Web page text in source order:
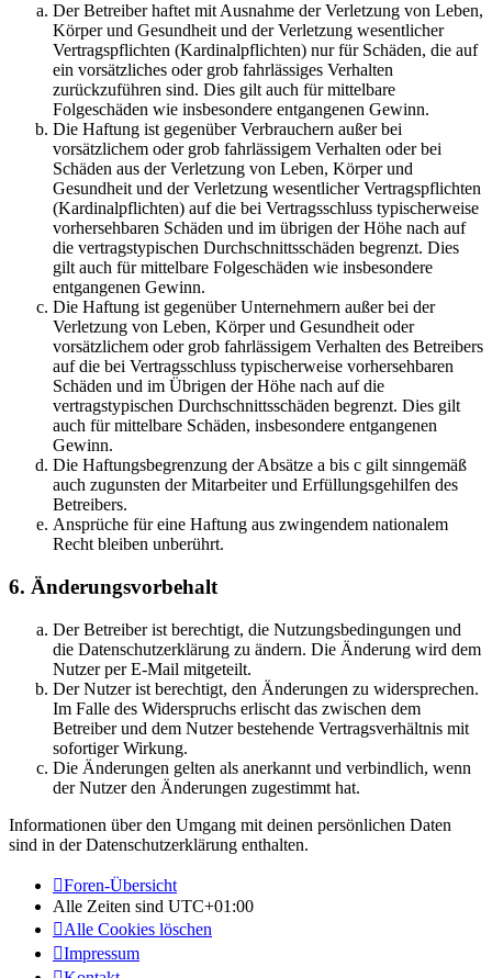
Der Betreiber haftet mit Ausnahme der Verletzung von Leben,
Körper und Gesundheit und der Verletzung wesentlicher
Vertragspflichten (Kardinalpflichten) nur für Schäden, die auf
ein vorsätzliches oder grob fahrlässiges Verhalten
zurückzuführen sind. Dies gilt auch für mittelbare
Folgeschäden wie insbesondere entgangenen Gewinn.
Die Haftung ist gegenüber Verbrauchern außer bei
vorsätzlichem oder grob fahrlässigem Verhalten oder bei
Schäden aus der Verletzung von Leben, Körper und
Gesundheit und der Verletzung wesentlicher Vertragspflichten
(Kardinalpflichten) auf die bei Vertragsschluss typischerweise
vorhersehbaren Schäden und im übrigen der Höhe nach auf
die vertragstypischen Durchschnittsschäden begrenzt. Dies
gilt auch für mittelbare Folgeschäden wie insbesondere
entgangenen Gewinn.
Die Haftung ist gegenüber Unternehmern außer bei der
Verletzung von Leben, Körper und Gesundheit oder
vorsätzlichem oder grob fahrlässigem Verhalten des Betreibers
auf die bei Vertragsschluss typischerweise vorhersehbaren
Schäden und im Übrigen der Höhe nach auf die
vertragstypischen Durchschnittsschäden begrenzt. Dies gilt
auch für mittelbare Schäden, insbesondere entgangenen
Gewinn.
Die Haftungsbegrenzung der Absätze a bis c gilt sinngemäß
auch zugunsten der Mitarbeiter und Erfüllungsgehilfen des
Betreibers.
Ansprüche für eine Haftung aus zwingendem nationalem
Recht bleiben unberührt.
6. Änderungsvorbehalt
Der Betreiber ist berechtigt, die Nutzungsbedingungen und
die Datenschutzerklärung zu ändern. Die Änderung wird dem
Nutzer per E-Mail mitgeteilt.
Der Nutzer ist berechtigt, den Änderungen zu widersprechen.
Im Falle des Widerspruchs erlischt das zwischen dem
Betreiber und dem Nutzer bestehende Vertragsverhältnis mit
sofortiger Wirkung.
Die Änderungen gelten als anerkannt und verbindlich, wenn
der Nutzer den Änderungen zugestimmt hat.
Informationen über den Umgang mit deinen persönlichen Daten
sind in der Datenschutzerklärung enthalten.
Foren-Übersicht
Alle Zeiten sind UTC+01:00
Alle Cookies löschen
Impressum